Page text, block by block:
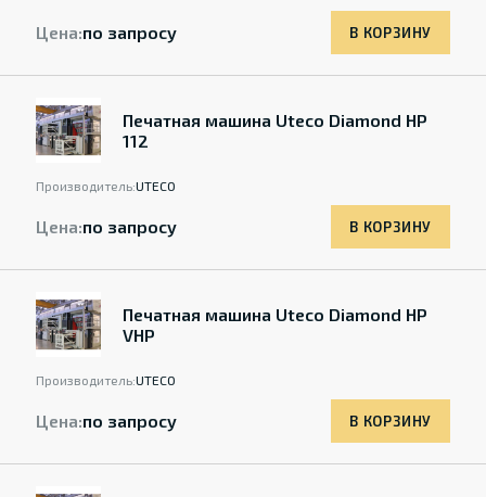
Цена:по запросу В КОРЗИНУ
Печатная машина Uteco Diamond HP
112
Производитель:UTECO
Цена:по запросу В КОРЗИНУ
Печатная машина Uteco Diamond HP
VHP
Производитель:UTECO
Цена:по запросу В КОРЗИНУ